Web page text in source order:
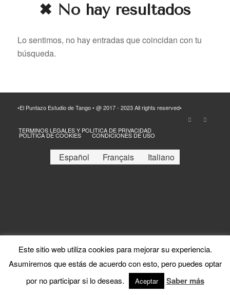
✖ No hay resultados
Lo sentimos, no hay entradas que coincidan con tu
búsqueda.
•El Puntazo Estudio de Tango • @ 2017 - 2023 All rights reserved•
TERMINOS LEGALES Y POLITICA DE PRIVACIDAD
POLÍTICA DE COOKIES CONDICIONES DE USO
Este sitio web utiliza cookies para mejorar su experiencia.
Asumiremos que estás de acuerdo con esto, pero puedes optar
por no participar si lo deseas.
Aceptar Saber más
Español Français Italiano